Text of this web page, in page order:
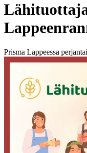
Prisma Lappeessa